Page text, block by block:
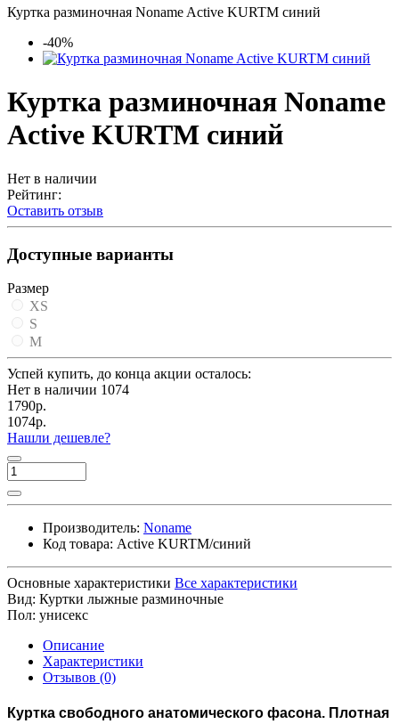
Куртка разминочная Noname Active KURTM синий
-40%
Куртка разминочная Noname
Active KURTM синий
Нет в наличии
Рейтинг:
Оставить отзыв
Доступные варианты
Размер
XS
S
M
Успей купить, до конца акции осталось:
Нет в наличии 1074
1790р.
1074р.
Нашли дешевле?
Производитель: Noname
Код товара: Active KURTM/синий
Основные характеристики Все характеристики
Вид: Куртки лыжные разминочные
Пол: унисекс
Описание
Характеристики
Отзывов (0)
Куртка свободного анатомического фасона. Плотная